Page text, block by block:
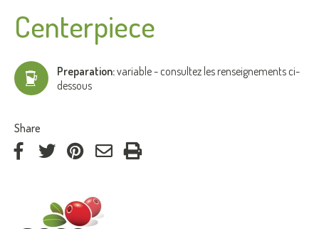
Centerpiece
Preparation:variable - consultez les renseignements ci-
dessous
Share
mail